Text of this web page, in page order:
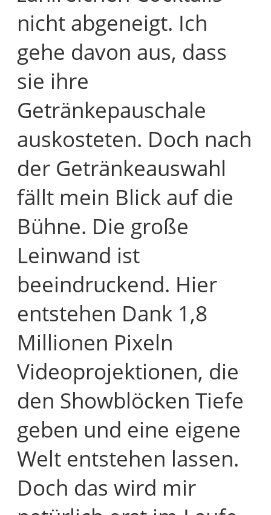
nicht abgeneigt. Ich
gehe davon aus, dass
sie ihre
Getränkepauschale
auskosteten. Doch nach
der Getränkeauswahl
fällt mein Blick auf die
Bühne. Die große
Leinwand ist
beeindruckend. Hier
entstehen Dank 1,8
Millionen Pixeln
Videoprojektionen, die
den Showblöcken Tiefe
geben und eine eigene
Welt entstehen lassen.
Doch das wird mir